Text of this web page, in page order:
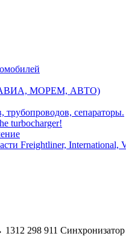
(АВИА, МОРЕМ, АВТО)
трубопроводов, сепараторы.
turbocharger!
Freightliner,
1312 298 911